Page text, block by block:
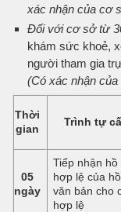
xác nhận của cơ
Đối với cơ sở từ
khám sức khoẻ,
người tham gia
(Có xác nhận
Thời
gian
Trình tự
05
ngày
Tiếp nhận
hợp lệ của
văn bản cho
hợp lệ